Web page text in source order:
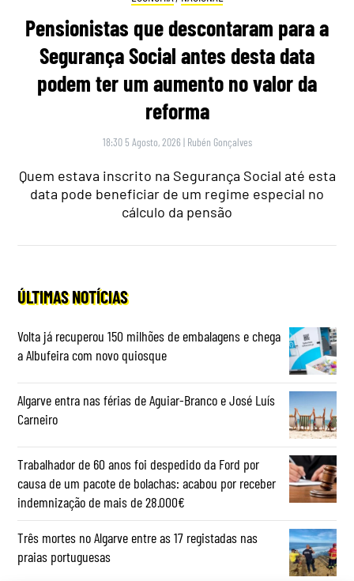
Pensionistas que descontaram para a
Segurança Social antes desta data
podem ter um aumento no valor da
reforma
18:30 5 Agosto, 2026 | Rubén Gonçalves
Quem estava inscrito na Segurança Social até esta
data pode beneficiar de um regime especial no
cálculo da pensão
ÚLTIMAS NOTÍCIAS
Volta já recuperou 150 milhões de embalagens e chega
a Albufeira com novo quiosque
Algarve entra nas férias de Aguiar-Branco e José Luís
Carneiro
Trabalhador de 60 anos foi despedido da Ford por
causa de um pacote de bolachas: acabou por receber
indemnização de mais de 28.000€
Três mortes no Algarve entre as 17 registadas nas
praias portuguesas